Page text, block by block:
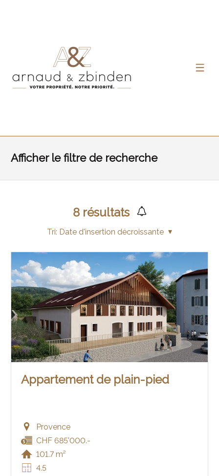
Afficher le filtre de recherche
8résultats
Tri: Date d'insertion décroissante
Appartement de plain-pied
Provence
CHF 685'000.-
101.7 m²
4.5